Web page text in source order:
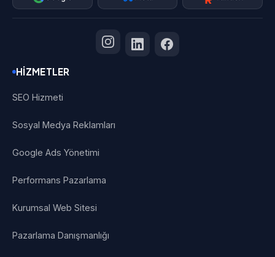
HIZMETLER
SEO Hizmeti
Sosyal Medya Reklamları
Google Ads Yönetimi
Performans Pazarlama
Kurumsal Web Sitesi
Pazarlama Danışmanlığı